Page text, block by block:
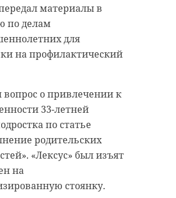
материалы в
по делам
для
на профилактический
вопрос о привлечении к
33-летней
по статье
родительских
«Лексус» был изъят
на
стоянку.